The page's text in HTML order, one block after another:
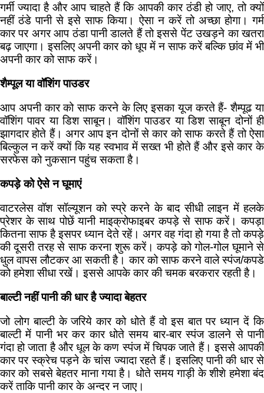
गर्मी ज्यादा है और आप चाहते हैं कि‍ आपकी कार ठंडी हो जाए, तो क्यों
नहीं ठंडे पानी से इसे साफ कि‍या। ऐसा न करें तो अच्छा होगा। गर्म
कार पर अगर आप ठंडा पानी डालते हैं तो इससे पेंट उखड़ने का खतरा
बढ़ जाएगा। इसलि‍ए अपनी कार को धूप में न साफ करें बल्कि ‍छांव में भी
अपनी कार को साफ करें।
शैम्पूल या वॉशिंग पाउडर
आप अपनी कार को साफ करने के लि‍ए इसका यूज करते हैं- शैम्पूढ या
वॉशिंग पावर या डि‍श साबून। वॉशिंग पाउडर या डि‍श साबून दोनों ही
झागदार होते हैं। अगर आप इन दोनों से कार को साफ करते हैं तो ऐसा
बि‍ल्कुल न करें क्यों कि‍ यह स्वभाव में सख्त भी होते हैं और इसे कार के
सरफेस को नुकसान पहुंच सकता है।
कपड़े को ऐसे न घूमाएं
वाटरलेस वॉश सॉल्यूशन को स्प्रे करने के बाद सीधी लाइन में हलके
प्रेशर के साथ पोछें यानी माइक्रोफाइबर कपड़े से साफ करें। कपड़ा
कि‍तना साफ है इसपर ध्यान देते रहें। अगर वह गंदा हो गया है तो कपड़े
की दूसरी तरह से साफ करना शुरू करें। कपड़े को गोल-गोल घूमाने से
धुल वापस लौटकर आ सकती है। कार को साफ करने वाले स्पंज/कपडे
को हमेशा सीधा रखें। इससे आपके कार की चमक बरकरार रहती है।
बाल्टी नहीं पानी की धार है ज्यादा बेहतर
जो लोग बाल्टी के जरिये कार को धोते हैं वो इस बात पर ध्यान दें कि
बाल्टी में पानी भर कर कार धोते समय बार-बार स्पंज डालने से पानी
गंदा हो जाता है और धूल के कण स्पंज में चिपक जाते हैं। इससे आपकी
कार पर स्क्रेच पड़ने के चांस ज्यादा रहते हैं। इसलिए पानी की धार से
कार को सबसे बेहतर माना गया है। धोते समय गाड़ी के शीशे हमेशा बंद
करें ताकि पानी कार के अन्दर न जाए।